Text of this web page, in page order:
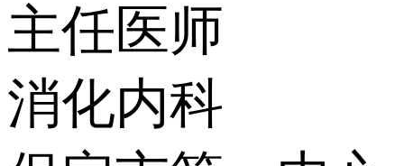
主任医师
消化内科